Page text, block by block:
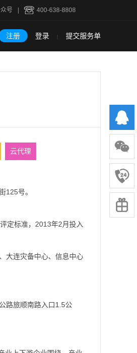
400-638-8808
号
注册 登录 | 提交服务单
云代理
125号。
定标准，2013年2月投入
大连灾备中心、信息中心
路旅顺南路入口1.5公